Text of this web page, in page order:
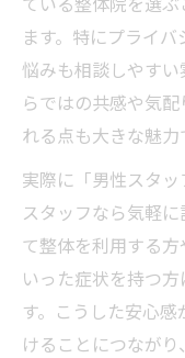
ント
女性スタ
頼性
女性なら
は
桑名で整
背景
整体院探
解説
整体なら女性
ます。特にプライ
悩みも相談しやす
らではの共感や気
れる点も大きな魅力
実際に「男性スタ
スタッフなら気軽
て整体を利用する
いった症状を持つ
す。こうした安心
けることにつなが